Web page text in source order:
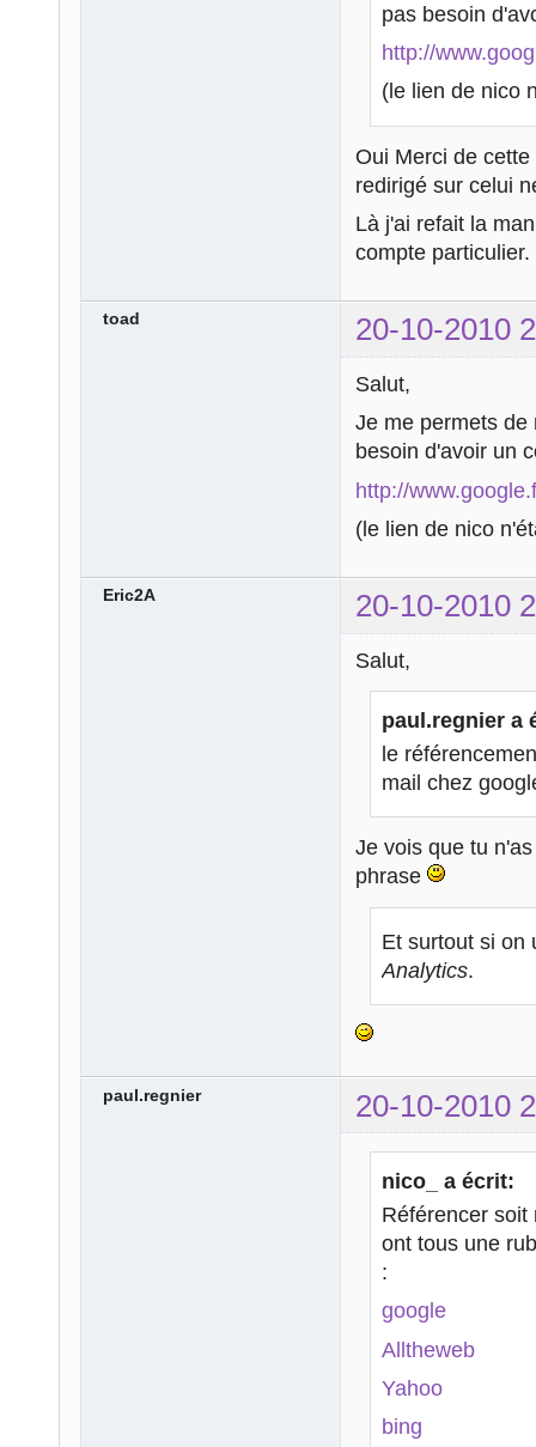
pas besoin
http://
(le lien de nico
Oui Merci de
redirigé sur celui
Là j'ai refait la
compte particulier.
toad 20-10-2010
Salut,
Je me permets de
besoin d'avoir un
http://
(le lien de nico
Eric2A 20-10-2010
Salut,
paul.regnier a
le
mail chez
Je vois que tu
phrase
Et surtout si on
Analytics.
paul.regnier 20-10-2010
nico_ a écrit:
Référencer soit
ont tous une
:
google
Alltheweb
Yahoo
bing